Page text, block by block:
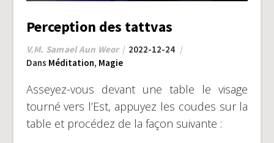
Perception des tattvas
V.M. Samael Aun Weor
2022-12-24
Dans Méditation, Magie
Asseyez-vous devant une table le visage
tourné vers l’Est, appuyez les coudes sur la
table et procédez de la façon suivante :